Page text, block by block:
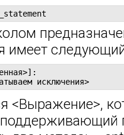
имеет
исключения>
<Выражение>,